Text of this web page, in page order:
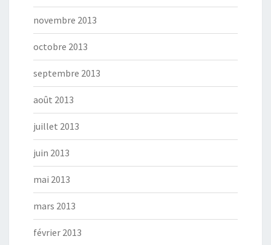
novembre 2013
octobre 2013
septembre 2013
août 2013
juillet 2013
juin 2013
mai 2013
mars 2013
février 2013